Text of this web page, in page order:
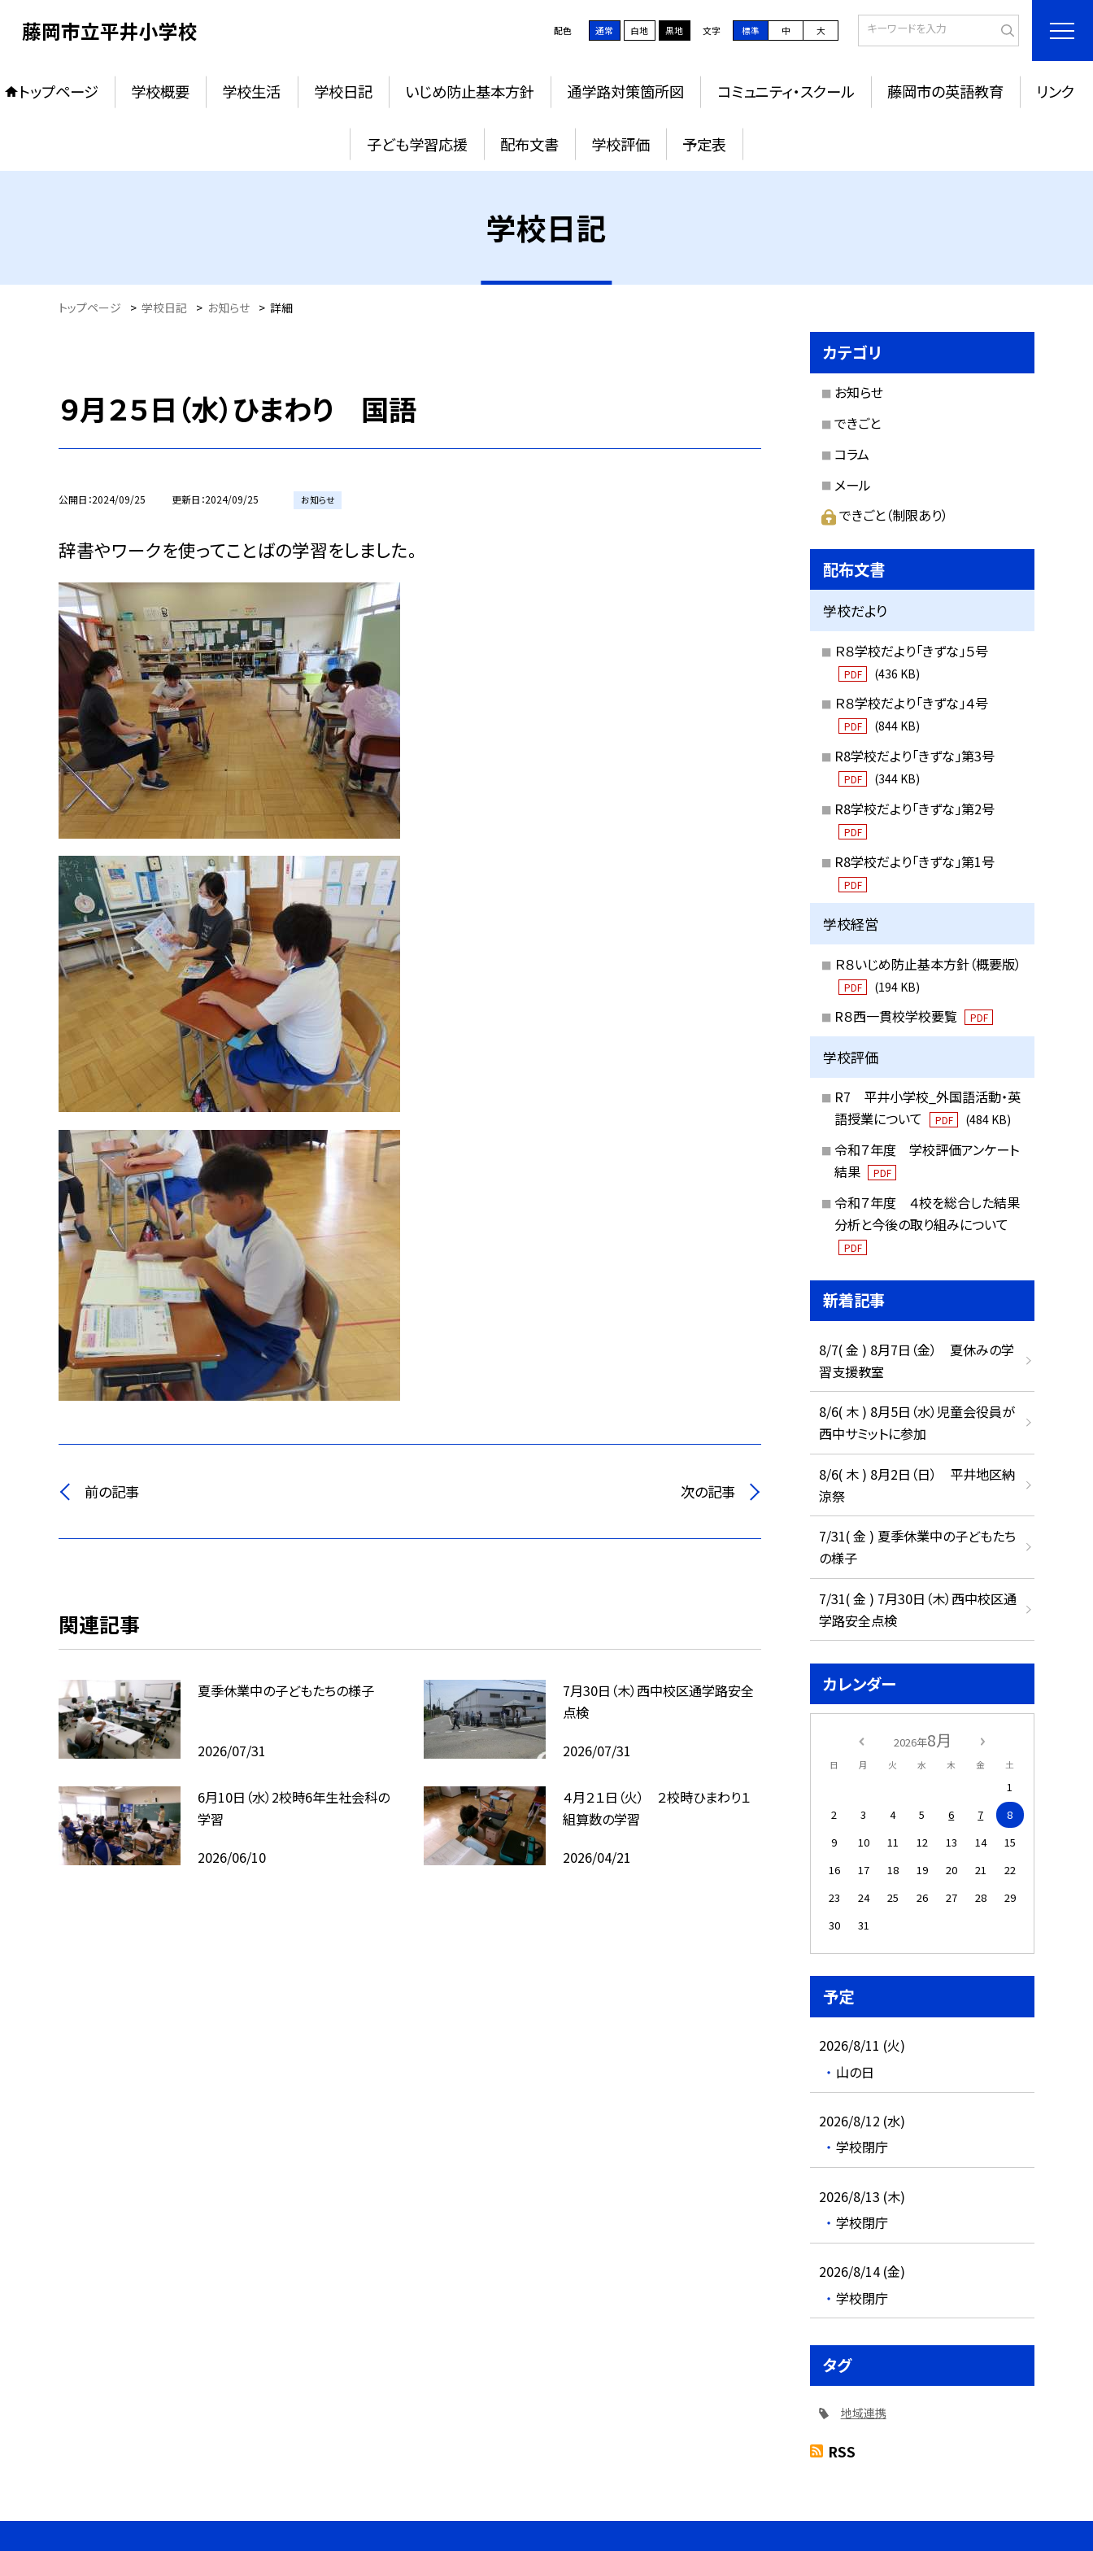
藤岡市立平井小学校 配色 通常 白地 黒地 文字 標準 中 大
トップページ 学校概要 学校生活 学校日記 いじめ防止基本方針 通学路対策箇所図 コミュニティ・スクール 藤岡市の英語教育 リンク
子ども学習応援 配布文書 学校評価 予定表
学校日記
トップページ > 学校日記 > お知らせ > 詳細
９月２５日（水）ひまわり 国語
公開日 2024/09/25 更新日 2024/09/25 お知らせ
辞書やワークを使ってことばの学習をしました。
前の記事 次の記事
関連記事
夏季休業中の子どもたちの様子
2026/07/31
7月30日（木）西中校区通学路安全
点検
2026/07/31
6月10日（水）2校時6年生社会科の
学習
2026/06/10
４月２１日（火） ２校時ひまわり１
組算数の学習
2026/04/21
カテゴリ
お知らせ
できごと
コラム
メール
できごと（制限あり）
配布文書
学校だより
Ｒ８学校だより「きずな」５号
PDF (436 KB)
Ｒ８学校だより「きずな」４号
PDF (844 KB)
R8学校だより「きずな」第3号
PDF (344 KB)
R8学校だより「きずな」第2号
PDF
R8学校だより「きずな」第1号
PDF
学校経営
Ｒ８いじめ防止基本方針（概要版）
PDF (194 KB)
R８西一貫校学校要覧 PDF
学校評価
R7 平井小学校_外国語活動・英
語授業について
PDF (484 KB)
令和７年度 学校評価アンケート
結果
PDF
令和７年度 ４校を総合した結果
分析と今後の取り組みについて
PDF
新着記事
8/7( 金 ) 8月7日（金） 夏休みの学
習支援教室
8/6( 木 ) 8月5日（水）児童会役員が
西中サミットに参加
8/6( 木 ) 8月2日（日） 平井地区納
涼祭
7/31( 金 ) 夏季休業中の子どもたち
の様子
7/31( 金 ) 7月30日（木）西中校区通
学路安全点検
カレンダー
2026年8月
日 月 火 水 木 金 土
1
2
3 4 5 6 7
8
9
10 11 12 13 14
15
16
17 18 19 20 21
22
23
24 25 26 27 28
29
30
31
予定
2026/8/11 (火)
山の日
2026/8/12 (水)
学校閉庁
2026/8/13 (木)
学校閉庁
2026/8/14 (金)
学校閉庁
タグ
地域連携
RSS